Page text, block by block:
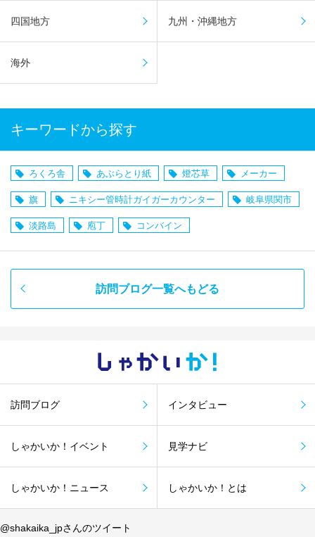
四国地方 九州・沖縄地方
海外
キーワードから探す
ろくろ舎 あぶらとり紙 燈芯草 メーカー
旗 ニキシー管時計ガイガーカウンター 岐阜県関市
淡路島 庖丁 コンバイン
訪問ブログ一覧へもどる
しゃかい か！
訪問ブログ インタビュー
しゃかいか！イベント 見学ナビ
しゃかいか！ニュース しゃかいか！とは
@shakaika_jpさんのツイート